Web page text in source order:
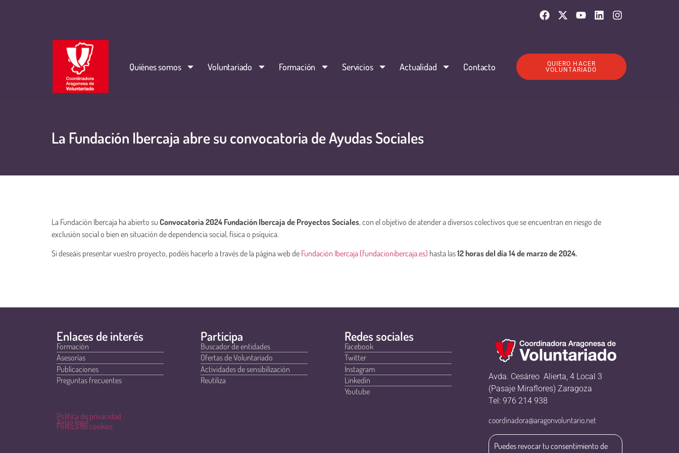
Quiénes somos Voluntariado Formación Servicios Actualidad Contacto
QUIERO HACER
VOLUNTARIADO
La Fundación Ibercaja abre su convocatoria de Ayudas Sociales
La Fundación Ibercaja ha abierto su Convocatoria 2024 Fundación Ibercaja de Proyectos Sociales, con el objetivo de atender a diversos colectivos que se encuentran en riesgo de
exclusión social o bien en situación de dependencia social, física o psíquica.
Si deseáis presentar vuestro proyecto, podéis hacerlo a través de la página web de Fundación Ibercaja (fundacionibercaja.es) hasta las12 horas del día 14 de marzo de 2024.
Enlaces de interés
Formación
Asesorías
Publicaciones
Preguntas frecuentes
Política de privacidad
Aviso legal
Política de cookies
Participa
Buscador de entidades
Ofertas de Voluntariado
Actividades de sensibilización
Reutiliza
Redes sociales
Facebook
Twitter
Instagram
Linkedin
Youtube
Avda. Cesáreo Alierta, 4 Local 3
(Pasaje Miraflores) Zaragoza
Tel: 976 214 938
coordinadora@aragonvoluntario.net
Puedes revocar tu consentimiento de